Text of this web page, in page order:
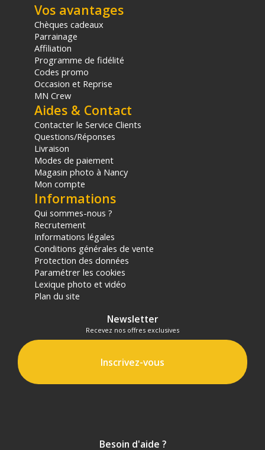
Vos avantages
Chèques cadeaux
Parrainage
Affiliation
Programme de fidélité
Codes promo
Occasion et Reprise
MN Crew
Aides & Contact
Contacter le Service Clients
Questions/Réponses
Livraison
Modes de paiement
Magasin photo à Nancy
Mon compte
Informations
Qui sommes-nous ?
Recrutement
Informations légales
Conditions générales de vente
Protection des données
Paramétrer les cookies
Lexique photo et vidéo
Plan du site
Newsletter
Recevez nos offres exclusives
Inscrivez-vous
Besoin d'aide ?